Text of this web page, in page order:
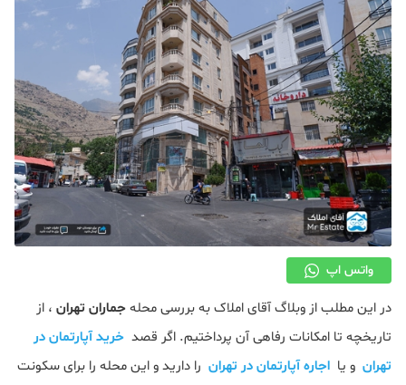
دکوراسیون
صنعت ساختمان
محله گردی
معماری
ملکی
همایش و نمایشگاه
واتس اپ
در این مطلب از وبلاگ آقای املاک به بررسی محلهجماران تهران ، از
تاریخچه تا امکانات رفاهی آن پرداختیم. اگر قصد خرید آپارتمان در
تهران و یا اجاره آپارتمان در تهران را دارید و این محله را برای سکونت